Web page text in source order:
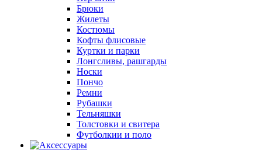
Брюки
Жилеты
Костюмы
Кофты флисовые
Куртки и парки
Лонгсливы, рашгарды
Носки
Пончо
Ремни
Рубашки
Тельняшки
Толстовки и свитера
Футболкии и поло